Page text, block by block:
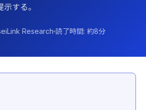
する。
Research 読了時間: 約8分